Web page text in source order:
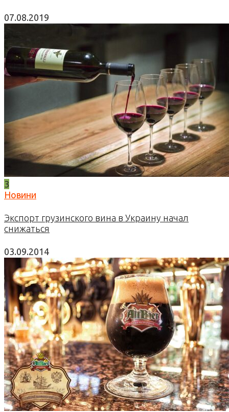
07.08.2019
3
Новини
Экспорт грузинского вина в Украину начал
снижаться
03.09.2014